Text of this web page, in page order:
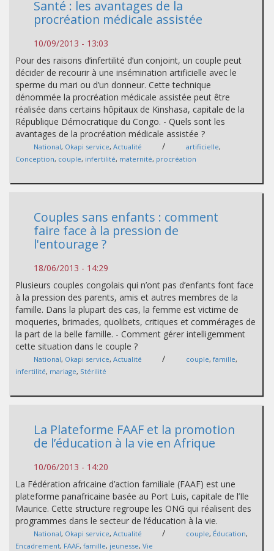
Santé : les avantages de la
procréation médicale assistée
10/09/2013 - 13:03
Pour des raisons d’infertilité d’un conjoint, un couple peut
décider de recourir à une insémination artificielle avec le
sperme du mari ou d’un donneur. Cette technique
dénommée la procréation médicale assistée peut être
réalisée dans certains hôpitaux de Kinshasa, capitale de la
République Démocratique du Congo. - Quels sont les
avantages de la procréation médicale assistée ?
National, Okapi service, Actualité / artificielle,
Conception, couple, infertilité, maternité, procréation
Couples sans enfants : comment
faire face à la pression de
l'entourage ?
18/06/2013 - 14:29
Plusieurs couples congolais qui n’ont pas d’enfants font face
à la pression des parents, amis et autres membres de la
famille. Dans la plupart des cas, la femme est victime de
moqueries, brimades, quolibets, critiques et commérages de
la part de la belle famille. - Comment gérer intelligemment
cette situation dans le couple ?
National, Okapi service, Actualité / couple, famille,
infertilité, mariage, Stérilité
La Plateforme FAAF et la promotion
de l’éducation à la vie en Afrique
10/06/2013 - 14:20
La Fédération africaine d’action familiale (FAAF) est une
plateforme panafricaine basée au Port Luis, capitale de l’Ile
Maurice. Cette structure regroupe les ONG qui réalisent des
programmes dans le secteur de l’éducation à la vie.
National, Okapi service, Actualité / couple, Éducation,
Encadrement, FAAF, famille, jeunesse, Vie